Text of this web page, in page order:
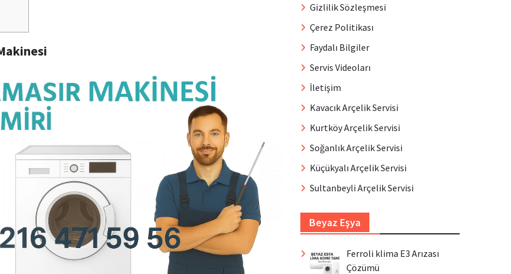
Gizlilik Sözleşmesi
Çerez Politikası
Faydalı Bilgiler
Servis Videoları
İletişim
Kavacık Arçelik Servisi
Kurtköy Arçelik Servisi
Soğanlık Arçelik Servisi
Küçükyalı Arçelik Servisi
Sultanbeyli Arçelik Servisi
Beyaz Eşya
Ferroli klima E3 Arızası
Çözümü